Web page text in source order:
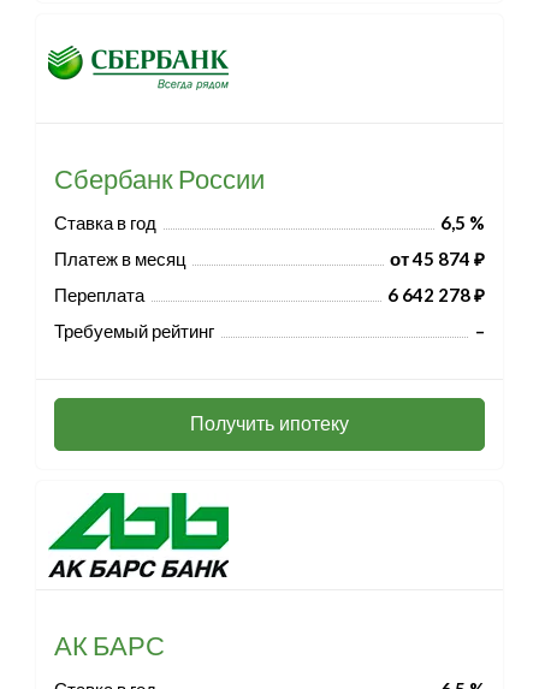
Сбербанк России
Ставка в год
6,5 %
Платеж в месяц
от 45 874 ₽
Переплата
6 642 278 ₽
Требуемый рейтинг
–
Получить ипотеку
АК БАРС